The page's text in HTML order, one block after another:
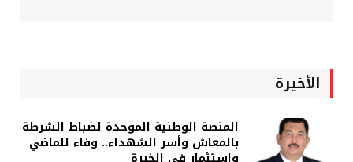
الأخيرة
المنصة الوطنية الموحدة لضباط الشرطة
بالمعاش وأسر الشهداء.. وفاء للماضي